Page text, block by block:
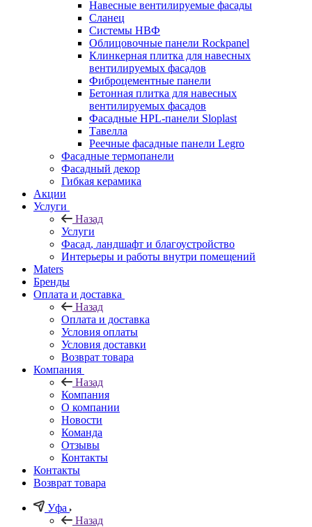
Навесные вентилируемые фасады
Сланец
Системы НВФ
Облицовочные панели Rockpanel
Клинкерная плитка для навесных
вентилируемых фасадов
Фиброцементные панели
Бетонная плитка для навесных
вентилируемых фасадов
Фасадные HPL-панели Sloplast
Тавелла
Реечные фасадные панели Legro
Фасадные термопанели
Фасадный декор
Гибкая керамика
Акции
Услуги
Назад
Услуги
Фасад, ландшафт и благоустройство
Интерьеры и работы внутри помещений
Maters
Бренды
Оплата и доставка
Назад
Оплата и доставка
Условия оплаты
Условия доставки
Возврат товара
Компания
Назад
Компания
О компании
Новости
Команда
Отзывы
Контакты
Контакты
Возврат товара
Уфа
Назад